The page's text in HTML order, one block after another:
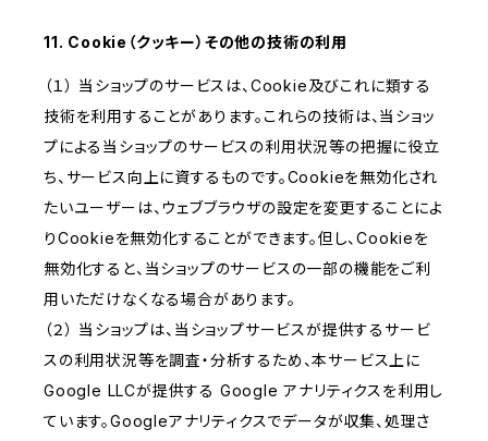
11. Cookie（クッキー）その他の技術の利用
（１） 当ショップのサービスは、Cookie及びこれに類する
技術を利用することがあります。これらの技術は、当ショッ
プによる当ショップのサービスの利用状況等の把握に役立
ち、サービス向上に資するものです。Cookieを無効化され
たいユーザーは、ウェブブラウザの設定を変更することによ
りCookieを無効化することができます。但し、Cookieを
無効化すると、当ショップのサービスの一部の機能をご利
用いただけなくなる場合があります。
（２） 当ショップは、当ショップサービスが提供するサービ
スの利用状況等を調査・分析するため、本サービス上に
Google LLCが提供する Google アナリティクスを利用し
ています。Googleアナリティクスでデータが収集、処理さ